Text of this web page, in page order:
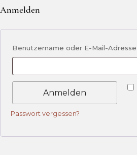
Anmelden
Benutzername oder E-Mail-Adresse
Anmelden
Passwort vergessen?